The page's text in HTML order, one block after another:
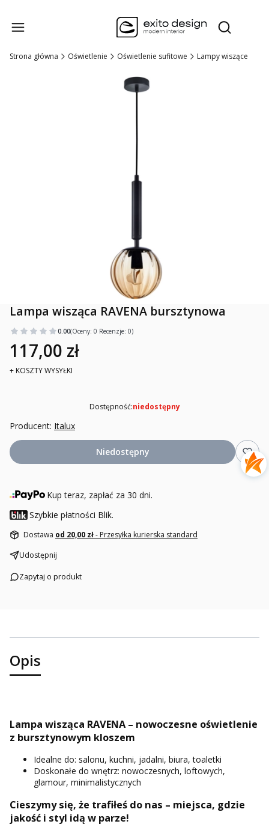
Otwórz
Strona główna Oświetlenie Oświetlenie sufitowe Lampy wiszące
Lampa wisząca RAVENA bursztynowa
0.00(Oceny: 0 Recenzje: 0)
117,00 zł
+ KOSZTY WYSYŁKI
Dostępność:niedostępny
Producent: Italux
Niedostępny
Kup teraz, zapłać za 30 dni.
Szybkie płatności Blik.
Dostawa od 20,00 zł- Przesyłka kurierska standard
Udostępnij
Zapytaj o produkt
Opis
Lampa wisząca RAVENA – nowoczesne oświetlenie
z bursztynowym kloszem
Idealne do: salonu, kuchni, jadalni, biura, toaletki
Doskonałe do wnętrz: nowoczesnych, loftowych,
glamour, minimalistycznych
Cieszymy się, że trafiłeś do nas – miejsca, gdzie
jakość i styl idą w parze!